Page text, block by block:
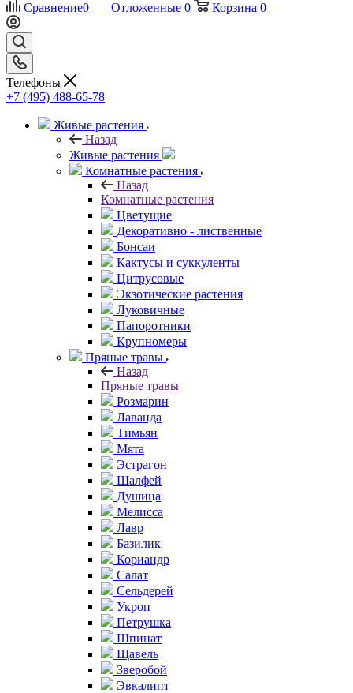
Сравнение0 Отложенные 0 Корзина 0
Телефоны
+7 (495) 488-65-78
Живые растения
Назад
Живые растения
Комнатные растения
Назад
Комнатные растения
Цветущие
Декоративно - лиственные
Бонсаи
Кактусы и суккуленты
Цитрусовые
Экзотические растения
Луковичные
Папоротники
Крупномеры
Пряные травы
Назад
Пряные травы
Розмарин
Лаванда
Тимьян
Мята
Эстрагон
Шалфей
Душица
Мелисса
Лавр
Базилик
Кориандр
Салат
Сельдерей
Укроп
Петрушка
Шпинат
Щавель
Зверобой
Эвкалипт